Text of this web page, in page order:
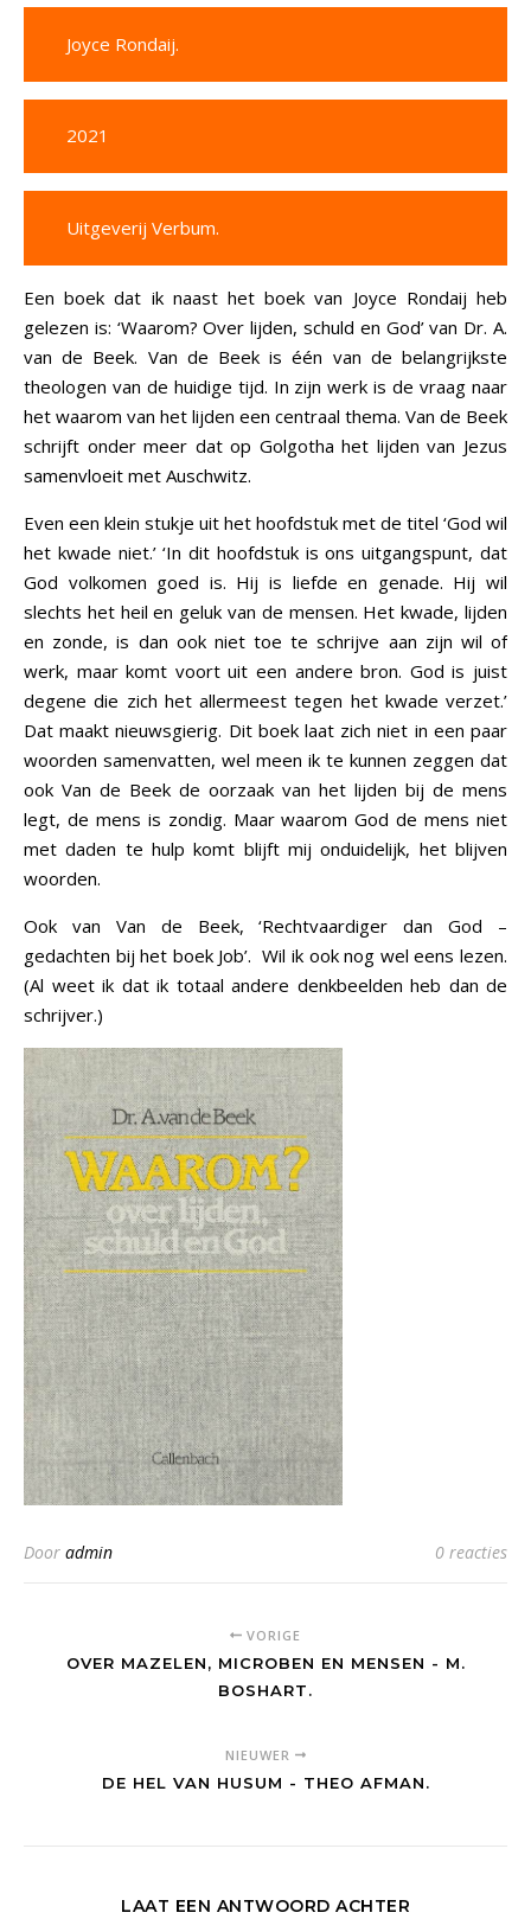
Joyce Rondaij.
2021
Uitgeverij Verbum.
Een boek dat ik naast het boek van Joyce Rondaij heb
gelezen is: ‘Waarom? Over lijden, schuld en God’ van Dr. A.
van de Beek. Van de Beek is één van de belangrijkste
theologen van de huidige tijd. In zijn werk is de vraag naar
het waarom van het lijden een centraal thema. Van de Beek
schrijft onder meer dat op Golgotha het lijden van Jezus
samenvloeit met Auschwitz.
Even een klein stukje uit het hoofdstuk met de titel ‘God wil
het kwade niet.’ ‘In dit hoofdstuk is ons uitgangspunt, dat
God volkomen goed is. Hij is liefde en genade. Hij wil
slechts het heil en geluk van de mensen. Het kwade, lijden
en zonde, is dan ook niet toe te schrijve aan zijn wil of
werk, maar komt voort uit een andere bron. God is juist
degene die zich het allermeest tegen het kwade verzet.’
Dat maakt nieuwsgierig. Dit boek laat zich niet in een paar
woorden samenvatten, wel meen ik te kunnen zeggen dat
ook Van de Beek de oorzaak van het lijden bij de mens
legt, de mens is zondig. Maar waarom God de mens niet
met daden te hulp komt blijft mij onduidelijk, het blijven
woorden.
Ook van Van de Beek, ‘Rechtvaardiger dan God –
gedachten bij het boek Job’. Wil ik ook nog wel eens lezen.
(Al weet ik dat ik totaal andere denkbeelden heb dan de
schrijver.)
Door admin 0 reacties
VORIGE
OVER MAZELEN, MICROBEN EN MENSEN - M.
BOSHART.
NIEUWER
DE HEL VAN HUSUM - THEO AFMAN.
LAAT EEN ANTWOORD ACHTER